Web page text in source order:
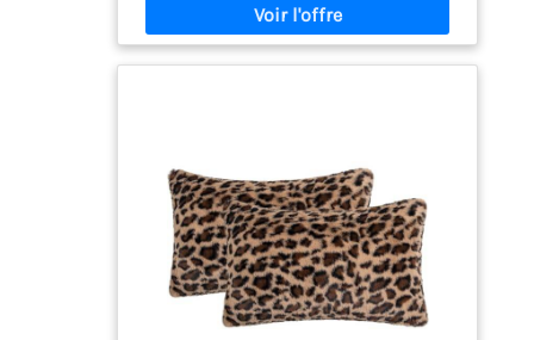
comprend 2 housses de coussin 45x45 cm,
uniquement les housses sont incluses, les
rembourrages ne sont pas inclus. Les
et enveloppantes, équipées d'une fermeture
éclair robuste, parfaites pour le canapé, le
divan ou la chambre à coucher. DÉCORATION
POLYVALENTE : Ces coussins décoratifs
s'adaptent à tous les intérieurs, idéals pour
le salon, la chambre, le bureau, le canapé, la
fenêtre en saillie, la chaise ou la voiture, et
ajoutent une touche charmante pour les